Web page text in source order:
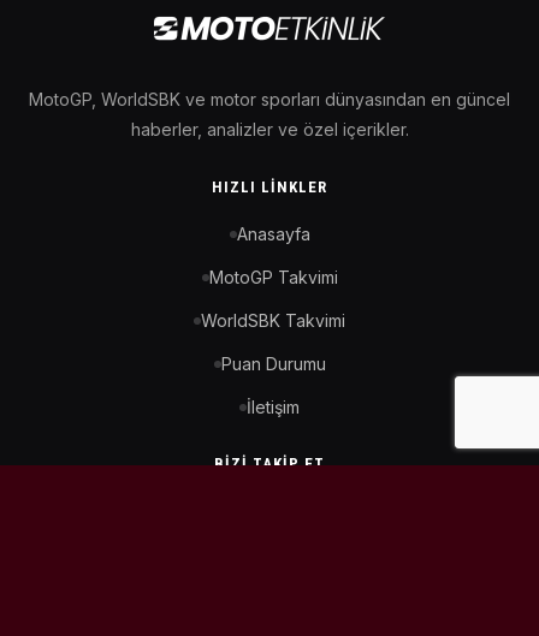
MotoGP, WorldSBK ve motor sporları dünyasından en güncel
haberler, analizler ve özel içerikler.
HIZLI LINKLER
Anasayfa
MotoGP Takvimi
WorldSBK Takvimi
Puan Durumu
İletişim
BIZI TAKIP ET